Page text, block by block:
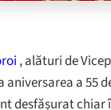
, alături de
a 55
desfășurat